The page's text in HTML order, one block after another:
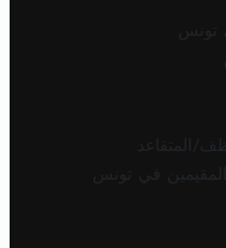
تونس
المتقاعد
في تونس